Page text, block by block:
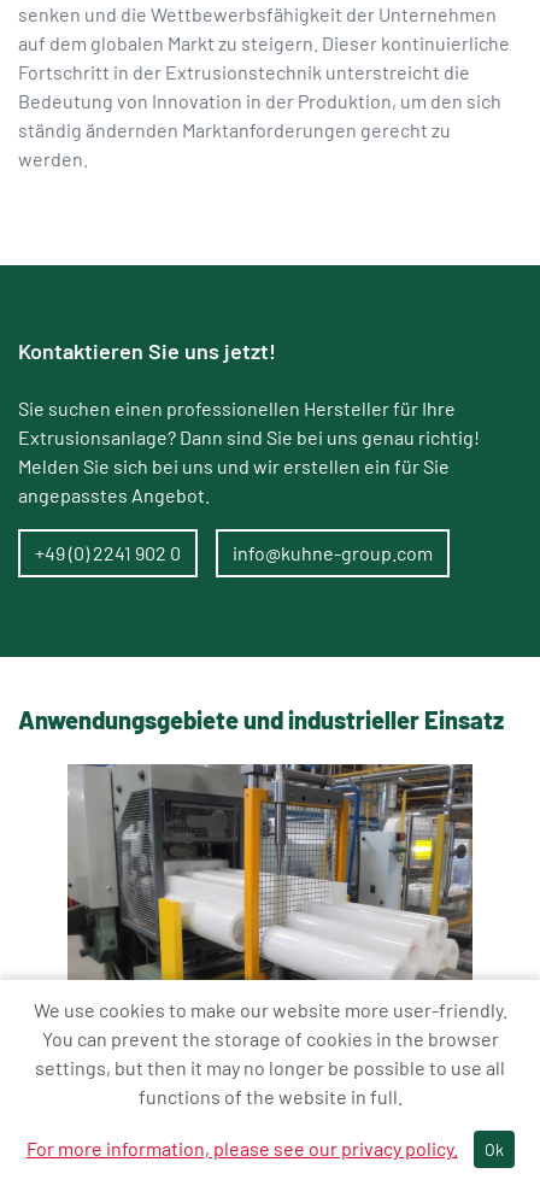
senken und die Wettbewerbsfähigkeit der Unternehmen
auf dem globalen Markt zu steigern. Dieser kontinuierliche
Fortschritt in der Extrusionstechnik unterstreicht die
Bedeutung von Innovation in der Produktion, um den sich
ständig ändernden Marktanforderungen gerecht zu
werden.
Kontaktieren Sie uns jetzt!
Sie suchen einen professionellen Hersteller für Ihre
Extrusionsanlage? Dann sind Sie bei uns genau richtig!
Melden Sie sich bei uns und wir erstellen ein für Sie
angepasstes Angebot.
+49 (0) 2241 902 0 info@kuhne-group.com
Anwendungsgebiete und industrieller Einsatz
Extrusionstechnikist ein äußerst vielseitiges
Verfahren, das in zahlreichen
industriellen Anwendungenzum
Einsatz kommt und eine entscheidende Rolle in der
We use cookies to make our website more user-friendly.
You can prevent the storage of cookies in the browser
settings, but then it may no longer be possible to use all
functions of the website in full.
For more information, please see our privacy policy. Ok